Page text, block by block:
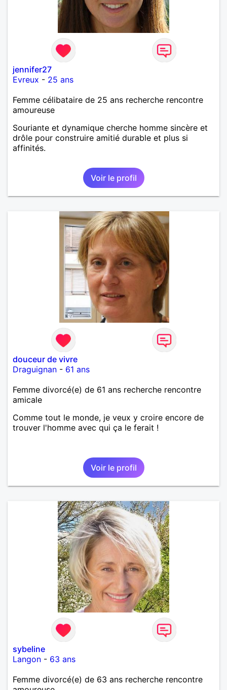
jennifer27
Evreux - 25 ans
Femme célibataire de 25 ans recherche rencontre
amoureuse
Souriante et dynamique cherche homme sincère et
drôle pour construire amitié durable et plus si
affinités.
Voir le profil
douceur de vivre
Draguignan - 61 ans
Femme divorcé(e) de 61 ans recherche rencontre
amicale
Comme tout le monde, je veux y croire encore de
trouver l'homme avec qui ça le ferait !
Voir le profil
sybeline
Langon - 63 ans
Femme divorcé(e) de 63 ans recherche rencontre